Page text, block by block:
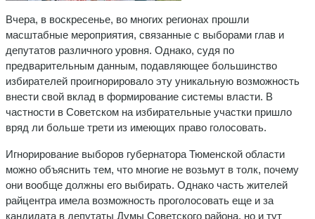
Вчера, в воскресенье, во многих регионах прошли
масштабные мероприятия, связанные с выборами глав и
депутатов различного уровня. Однако, судя по
предварительным данным, подавляющее большинство
избирателей проигнорировало эту уникальную возможность
внести свой вклад в формирование системы власти. В
частности в Советском на избирательные участки пришло
вряд ли больше трети из имеющих право голосовать.
Игнорирование выборов губернатора Тюменской области
можно объяснить тем, что многие не возьмут в толк, почему
они вообще должны его выбирать. Однако часть жителей
райцентра имела возможность проголосовать еще и за
кандидата в депутаты Думы Советского района, но и тут